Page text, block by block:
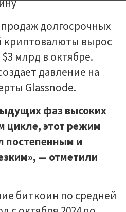
долгосрочных
криптовалюты вырос
млрд в октябре.
давление на
Glassnode.
фаз высоких
цикле, этот режим
постепенным и
— отметили
биткоин по средней